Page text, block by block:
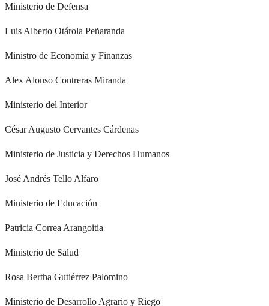
Ministerio de Defensa
Luis Alberto Otárola Peñaranda
Ministro de Economía y Finanzas
Alex Alonso Contreras Miranda
Ministerio del Interior
César Augusto Cervantes Cárdenas
Ministerio de Justicia y Derechos Humanos
José Andrés Tello Alfaro
Ministerio de Educación
Patricia Correa Arangoitia
Ministerio de Salud
Rosa Bertha Gutiérrez Palomino
Ministerio de Desarrollo Agrario y Riego